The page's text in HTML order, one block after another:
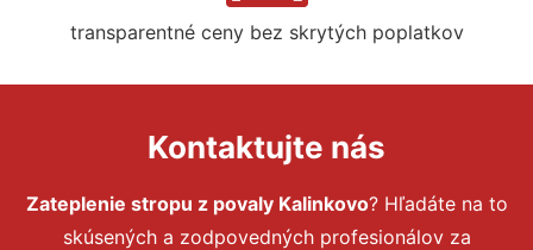
transparentné ceny bez skrytých poplatkov
Kontaktujte nás
Zateplenie stropu z povaly Kalinkovo? Hľadáte na to
skúsených a zodpovedných profesionálov za